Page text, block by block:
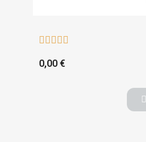
    
0,00 €